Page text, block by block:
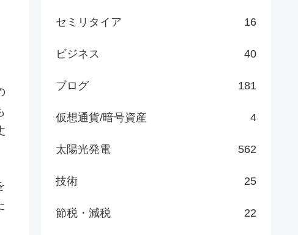
セミリタイア 16
ビジネス 40
ブログ 181
仮想通貨/暗号資産 4
太陽光発電 562
技術 25
節税・減税 22